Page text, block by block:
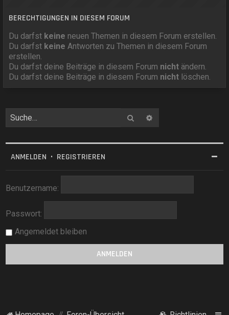
BERECHTIGUNGEN IN DIESEM FORUM
Du darfst keine neuen Themen in diesem Forum erstellen.
Du darfst keine Antworten zu Themen in diesem Forum
erstellen.
Du darfst deine Beiträge in diesem Forum nicht ändern.
Du darfst deine Beiträge in diesem Forum nicht löschen.
Suche
ANMELDEN • REGISTRIEREN
Benutzername:
Passwort:
Angemeldet bleiben